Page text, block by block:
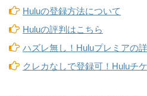
Huluの登録方法について
Huluの評判はこちら
ハズレ無し！Huluプレミアの
クレカなしで登録可！Huluチ